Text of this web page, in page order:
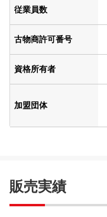
従業員数
古物商許可番号
資格所有者
加盟団体
販売実績